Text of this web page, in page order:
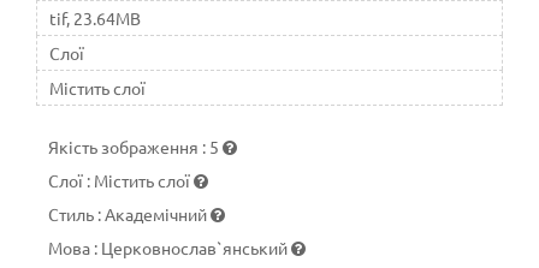
припускають, що це війська під проводом київського
князя Аскольда.
tif, 23.64MB
Слої
Містить слої
Якість зображення : 5
Слої : Містить слої
Стиль :Академічний
Мова : Церковнослав`янський